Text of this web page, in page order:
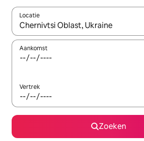
Locatie
Wanneer er suggesties beschikbaar
Aankomst
Vertrek
Zoeken